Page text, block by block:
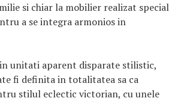
si chiar la mobilier realizat special
a se integra armonios in
unitati aparent disparate stilistic,
fi definita in totalitatea sa ca
stilul eclectic victorian, cu unele